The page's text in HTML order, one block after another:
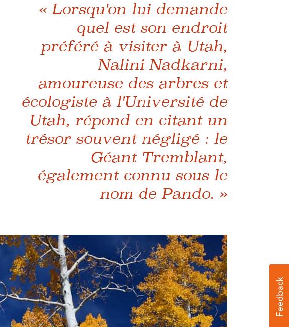
« Lorsqu'on lui demande
quel est son endroit
préféré à visiter à Utah,
Nalini Nadkarni,
amoureuse des arbres et
écologiste à l'Université de
Utah, répond en citant un
trésor souvent négligé : le
Géant Tremblant,
également connu sous le
nom de Pando. »